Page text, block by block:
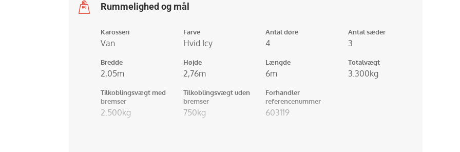
Rummelighed og mål
Karosseri
Van
Farve
Hvid Icy
Antal døre
4
Antal sæder
3
Bredde
2,05m
Højde
2,76m
Længde
6m
Totalvægt
3.300kg
Tilkoblingsvægt med
bremser
2.500kg
Tilkoblingsvægt uden
bremser
750kg
Forhandler
referencenummer
603119